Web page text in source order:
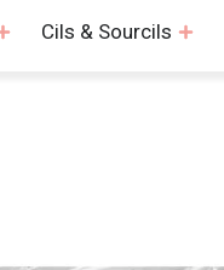
Cils & Sourcils